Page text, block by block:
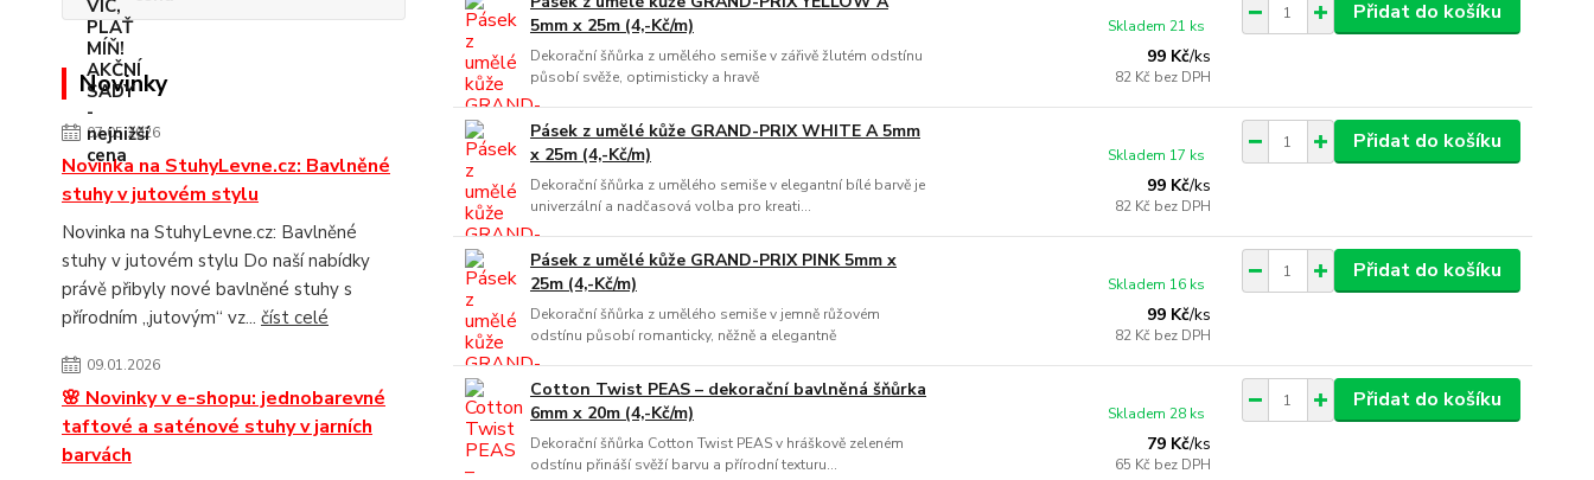
Novinky
07.05.2026
Novinka na StuhyLevne.cz: Bavlněné
stuhy v jutovém stylu
Novinka na StuhyLevne.cz: Bavlněné
stuhy v jutovém stylu Do naší nabídky
právě přibyly nové bavlněné stuhy s
přírodním „jutovým“ vz... číst celé
09.01.2026
🌸 Novinky v e-shopu: jednobarevné
taftové a saténové stuhy v jarních
barvách
5mm x 25m (4,-Kč/m)
Dekorační šňůrka z umělého semiše v zářivě žlutém odstínu
působí svěže, optimisticky a hravě
99 Kč/ks
82 Kč bez DPH
Skladem 21 ks
Přidat do košíku
Pásek z umělé kůže GRAND-PRIX WHITE A 5mm
x 25m (4,-Kč/m)
Dekorační šňůrka z umělého semiše v elegantní bílé barvě je
univerzální a nadčasová volba pro kreati...
99 Kč/ks
82 Kč bez DPH
Skladem 17 ks
Přidat do košíku
Pásek z umělé kůže GRAND-PRIX PINK 5mm x
25m (4,-Kč/m)
Dekorační šňůrka z umělého semiše v jemně růžovém
odstínu působí romanticky, něžně a elegantně
99 Kč/ks
82 Kč bez DPH
Skladem 16 ks
Přidat do košíku
Cotton Twist PEAS – dekorační bavlněná šňůrka
6mm x 20m (4,-Kč/m)
Dekorační šňůrka Cotton Twist PEAS v hráškově zeleném
odstínu přináší svěží barvu a přírodní texturu...
79 Kč/ks
65 Kč bez DPH
Skladem 28 ks
Přidat do košíku